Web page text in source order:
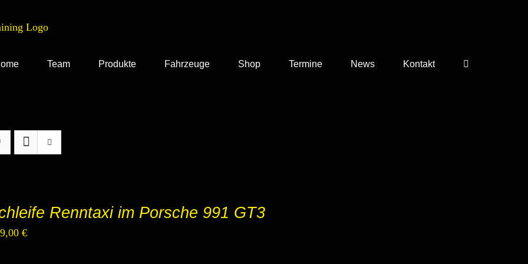
Team Produkte Fahrzeuge Shop Termine News Kontakt
Renntaxi im Porsche 991 GT3
€Aktueller